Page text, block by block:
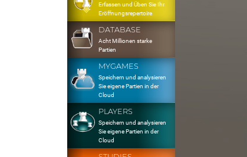
Erfassen und Üben Sie Ihr
Eröffnungsrepertoire
DATABASE
Acht Millionen starke
Partien
MYGAMES
Speichern und analysieren
Sie eigene Partien in der
Cloud
PLAYERS
Speichern und analysieren
Sie eigene Partien in der
Cloud